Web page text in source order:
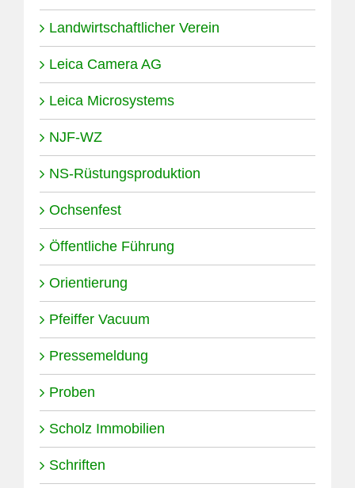
Landwirtschaftlicher Verein
Leica Camera AG
Leica Microsystems
NJF-WZ
NS-Rüstungsproduktion
Ochsenfest
Öffentliche Führung
Orientierung
Pfeiffer Vacuum
Pressemeldung
Proben
Scholz Immobilien
Schriften